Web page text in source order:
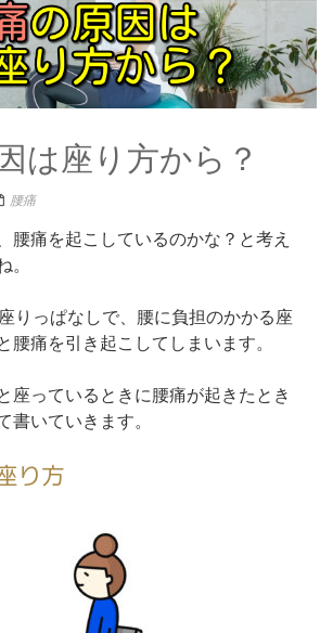
は座り方から？
腰痛
腰痛を起こしているのかな？と考え
。
りっぱなしで、腰に負担のかかる座
腰痛を引き起こしてしまいます。
座っているときに腰痛が起きたとき
書いていきます。
り方